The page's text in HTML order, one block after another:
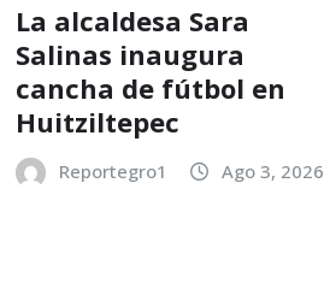
La alcaldesa Sara
Salinas inaugura
cancha de fútbol en
Huitziltepec
Reportegro1 Ago 3, 2026